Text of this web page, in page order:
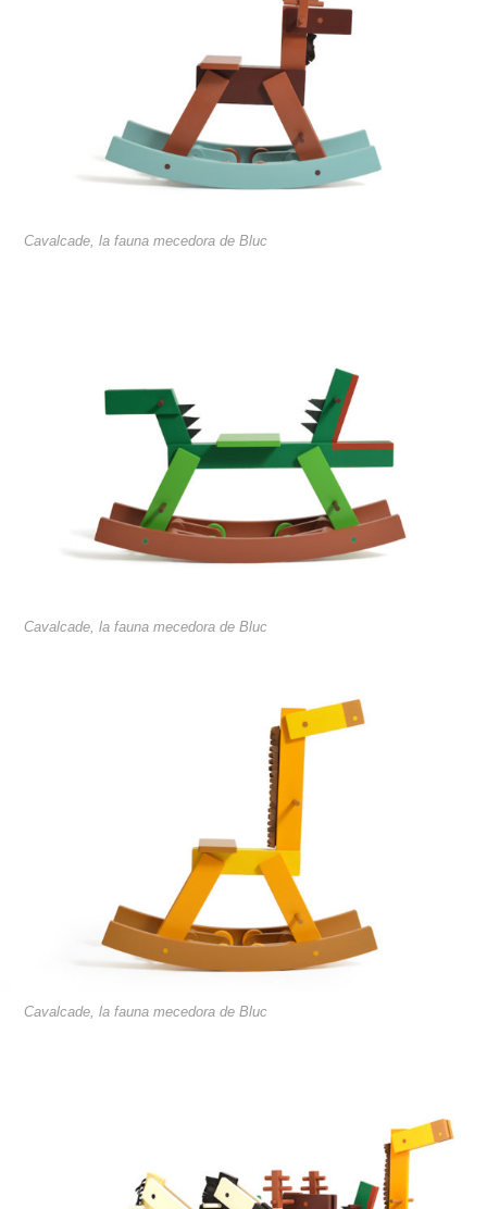
Cavalcade, la fauna mecedora de Bluc
Cavalcade, la fauna mecedora de Bluc
Cavalcade, la fauna mecedora de Bluc